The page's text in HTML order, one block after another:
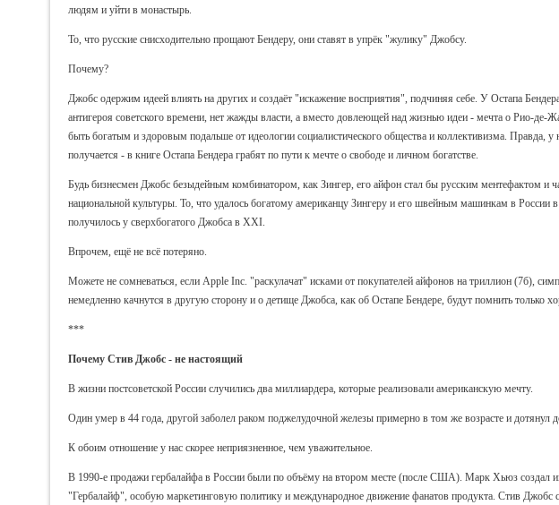
людям и уйти в монастырь.
То, что русские снисходительно прощают Бендеру, они ставят в упрёк "жулику" Джобсу.
Почему?
Джобс одержим идеей влиять на других и создаёт "искажение восприятия", подчиняя себе. У Остапа
антигероя советского времени, нет жажды власти, а вместо довлеющей над жизнью идеи - мечта о Рио-де-
быть богатым и здоровым подальше от идеологии социалистического общества и коллективизма. Правда, у
получается - в книге Остапа Бендера грабят по пути к мечте о свободе и личном богатстве.
Будь бизнесмен Джобс безыдейным комбинатором, как Зингер, его айфон стал бы русским ментефактом и
национальной культуры. То, что удалось богатому американцу Зингеру и его швейным машинкам в России
получилось у сверхбогатого Джобса в XXI.
Впрочем, ещё не всё потеряно.
Можете не сомневаться, если Apple Inc. "раскулачат" исками от покупателей айфонов на триллион (7б),
немедленно качнутся в другую сторону и о детище Джобса, как об Остапе Бендере, будут помнить только
***
Почему Стив Джобс - не настоящий
В жизни постсоветской России случились два миллиардера, которые реализовали американскую мечту.
Один умер в 44 года, другой заболел раком поджелудочной железы примерно в том же возрасте и дотянул
К обоим отношение у нас скорее неприязненное, чем уважительное.
В 1990-е продажи гербалайфа в России были по объёму на втором месте (после США). Марк Хьюз создал
"Гербалайф", особую маркетинговую политику и международное движение фанатов продукта. Стив Джобс